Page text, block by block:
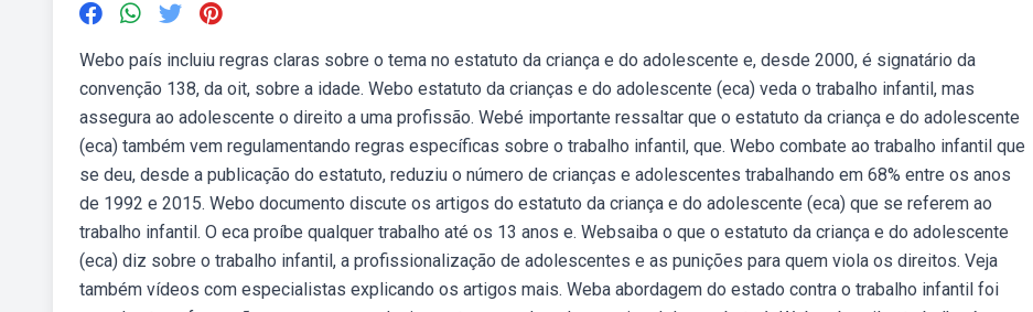
Webo país incluiu regras claras sobre o tema no estatuto da criança e do adolescente e, desde 2000, é signatário da
convenção 138, da oit, sobre a idade. Webo estatuto da crianças e do adolescente (eca) veda o trabalho infantil, mas
assegura ao adolescente o direito a uma profissão. Webé importante ressaltar que o estatuto da criança e do adolescente
(eca) também vem regulamentando regras específicas sobre o trabalho infantil, que. Webo combate ao trabalho infantil que
se deu, desde a publicação do estatuto, reduziu o número de crianças e adolescentes trabalhando em 68% entre os anos
de 1992 e 2015. Webo documento discute os artigos do estatuto da criança e do adolescente (eca) que se referem ao
trabalho infantil. O eca proíbe qualquer trabalho até os 13 anos e. Websaiba o que o estatuto da criança e do adolescente
(eca) diz sobre o trabalho infantil, a profissionalização de adolescentes e as punições para quem viola os direitos. Veja
também vídeos com especialistas explicando os artigos mais. Weba abordagem do estado contra o trabalho infantil foi